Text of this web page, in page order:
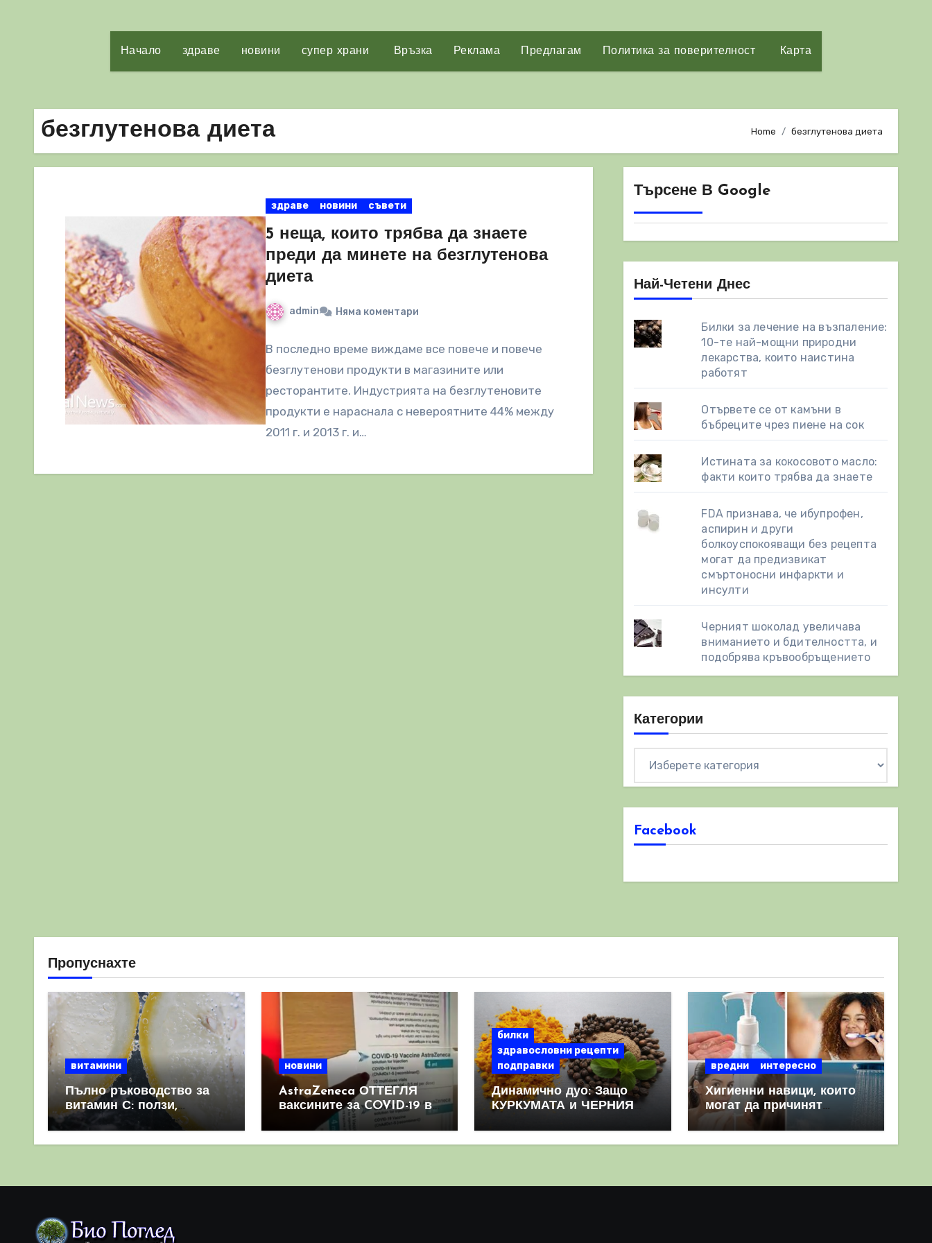
Начало здраве новини супер храни Връзка Реклама Предлагам Политика за поверителност Карта
безглутенова диета Home безглутенова диета
здраве новини съвети
5 неща, които трябва да знаете
преди да минете на безглутенова
диета
admin Няма коментари
В последно време виждаме все повече и повече
безглутенови продукти в магазините или
ресторантите. Индустрията на безглутеновите
продукти е нараснала с невероятните 44% между
2011 г. и 2013 г. и…
Търсене В Google
Най-Четени Днес
Билки за лечение на възпаление:
10-те най-мощни природни
лекарства, които наистина
работят
Отървете се от камъни в
бъбреците чрез пиене на сок
Истината за кокосовото масло:
факти които трябва да знаете
FDA признава, че ибупрофен,
аспирин и други
болкоуспокояващи без рецепта
могат да предизвикат
смъртоносни инфаркти и
инсулти
Черният шоколад увеличава
вниманието и бдителността, и
подобрява кръвообръщението
Категории
Facebook
Пропуснахте
витамини
Пълно ръководство за
витамин С: ползи,
източници и защо е
важен за имунната
новини
AstraZeneca ОТТЕГЛЯ
ваксините за COVID-19 в
световен мащаб, след
като призна, че те
билки
здравословни рецепти
подправки
Динамично дуо: Защо
КУРКУМАТА и ЧЕРНИЯ
комбинация
вредни интересно
Хигиенни навици, които
могат да причинят
повече вреда, отколкото
полза